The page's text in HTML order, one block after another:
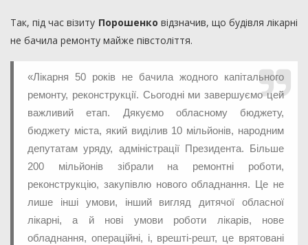
Так, під час візиту Порошенко відзначив, що будівля лікарні
не бачила ремонту майже півстоліття.
«Лікарня 50 років не бачила жодного капітального
ремонту, реконструкції. Сьогодні ми завершуємо цей
важливий етап. Дякуємо обласному бюджету,
бюджету міста, який виділив 10 мільйонів, народним
депутатам уряду, адміністрації Президента. Більше
200 мільйонів зібрали на ремонтні роботи,
реконструкцію, закупівлю нового обладнання. Це не
лише інші умови, інший вигляд дитячої обласної
лікарні, а й нові умови роботи лікарів, нове
обладнання, операційні, і, врешті-решт, це врятовані